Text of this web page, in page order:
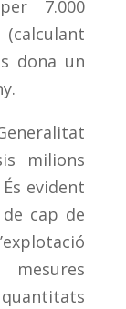
7.000
dona un
milions
evident
cap de
mesures